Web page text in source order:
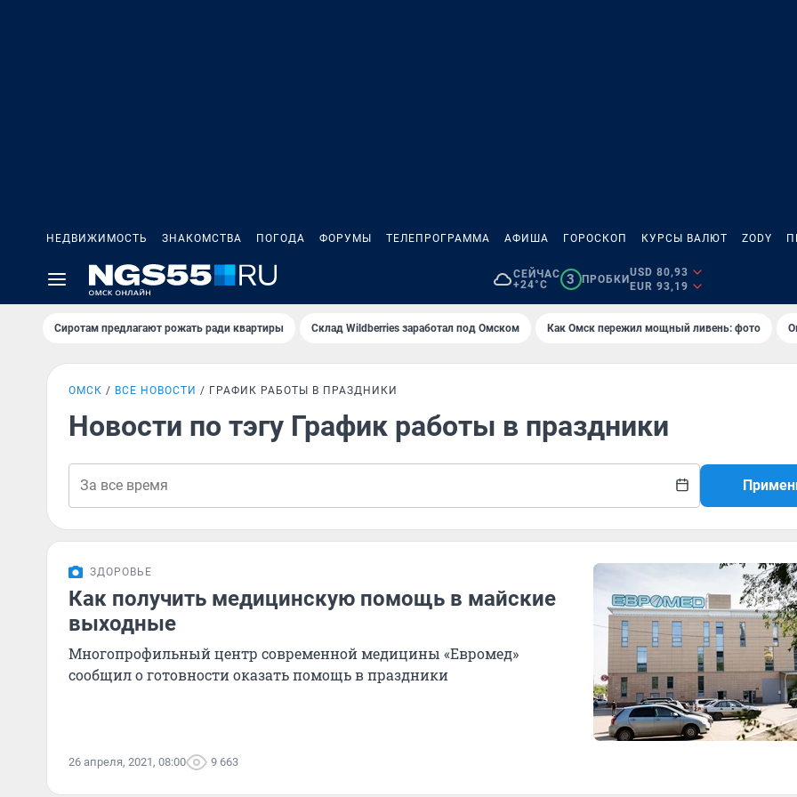
НЕДВИЖИМОСТЬ ЗНАКОМСТВА ПОГОДА ФОРУМЫ ТЕЛЕПРОГРАММА АФИША ГОРОСКОП КУРСЫ ВАЛЮТ ZODY
СЕЙЧАС
+24°C
3 ПРОБКИ
USD 80,93
EUR 93,19
Сиротам предлагают рожать ради квартиры Склад Wildberries заработал под Омском Как Омск пережил мощный ливень: фото
ОМСК ВСЕ НОВОСТИ ГРАФИК РАБОТЫ В ПРАЗДНИКИ
Новости по тэгу График работы в праздники
ЗДОРОВЬЕ
Как получить медицинскую помощь в майские
выходные
Многопрофильный центр современной медицины «Евромед»
сообщил о готовности оказать помощь в праздники
26 апреля, 2021, 08:00 9 663